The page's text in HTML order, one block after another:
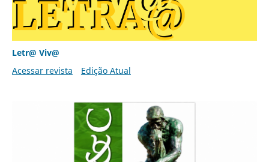
Letr@ Viv@
Acessar revista
Edição Atual